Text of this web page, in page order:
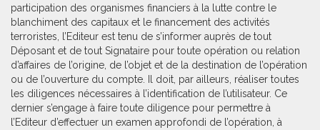
participation des organismes financiers à la lutte contre le
blanchiment des capitaux et le financement des activités
terroristes, l’Editeur est tenu de s’informer auprès de tout
Déposant et de tout Signataire pour toute opération ou relation
d’affaires de l’origine, de l’objet et de la destination de l’opération
ou de l’ouverture du compte. Il doit, par ailleurs, réaliser toutes
les diligences nécessaires à l’identification de l’utilisateur. Ce
dernier s’engage à faire toute diligence pour permettre à
l’Editeur d’effectuer un examen approfondi de l’opération, à